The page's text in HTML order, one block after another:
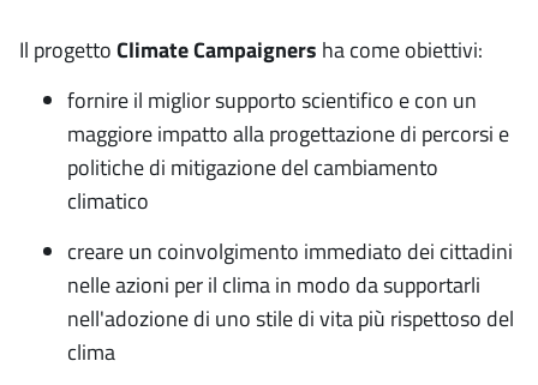
Il progettoClimate Campaigners ha come obiettivi:
fornire il miglior supporto scientifico e con un
maggiore impatto alla progettazione di percorsi e
politiche di mitigazione del cambiamento
climatico
creare un coinvolgimento immediato dei cittadini
nelle azioni per il clima in modo da supportarli
nell'adozione di uno stile di vita più rispettoso del
clima